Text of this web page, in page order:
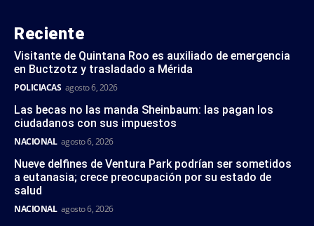
Reciente
Visitante de Quintana Roo es auxiliado de emergencia
en Buctzotz y trasladado a Mérida
POLICIACAS agosto 6, 2026
Las becas no las manda Sheinbaum: las pagan los
ciudadanos con sus impuestos
NACIONAL agosto 6, 2026
Nueve delfines de Ventura Park podrían ser sometidos
a eutanasia; crece preocupación por su estado de
salud
NACIONAL agosto 6, 2026